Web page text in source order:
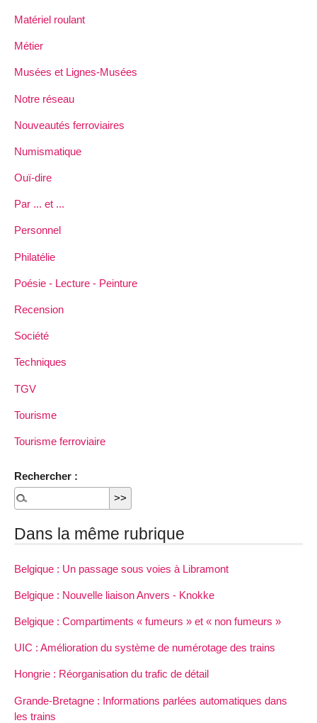
Matériel roulant
Métier
Musées et Lignes-Musées
Notre réseau
Nouveautés ferroviaires
Numismatique
Ouï-dire
Par ... et ...
Personnel
Philatélie
Poésie - Lecture - Peinture
Recension
Société
Techniques
TGV
Tourisme
Tourisme ferroviaire
Rechercher :
Dans la même rubrique
Belgique : Un passage sous voies à Libramont
Belgique : Nouvelle liaison Anvers - Knokke
Belgique : Compartiments « fumeurs » et « non fumeurs »
UIC : Amélioration du système de numérotage des trains
Hongrie : Réorganisation du trafic de détail
Grande-Bretagne : Informations parlées automatiques dans
les trains